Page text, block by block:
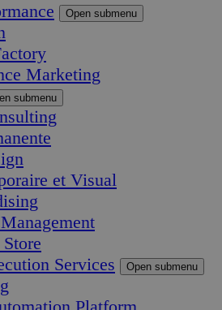
Open submenu
Marketing
submenu
et Visual
Services
Open submenu